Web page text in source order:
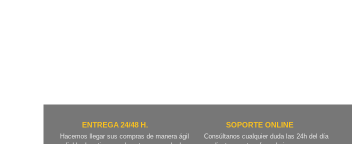
ENTREGA 24/48 H.
Hacemos llegar sus compras de manera ágil
SOPORTE ONLINE
Consúltanos cualquier duda las 24h del día